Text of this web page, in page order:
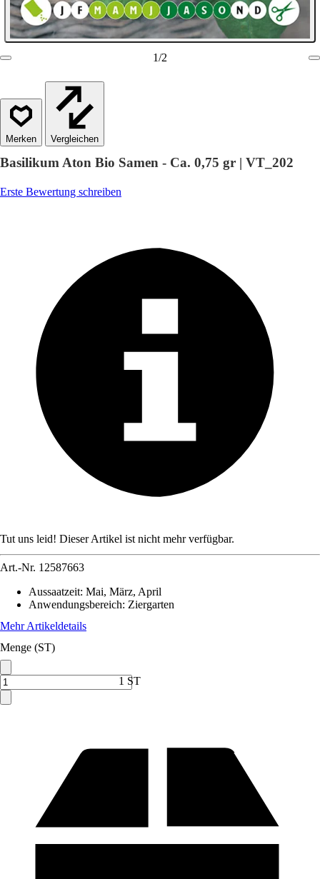
1/2
Vergleichen
Basilikum Aton Bio Samen - Ca. 0,75 gr | VT_202
Erste Bewertung schreiben
Tut uns leid! Dieser Artikel ist nicht mehr verfügbar.
Art.-Nr. 12587663
Aussaatzeit: Mai, März, April
Anwendungsbereich: Ziergarten
Mehr Artikeldetails
Menge (ST)
1 ST